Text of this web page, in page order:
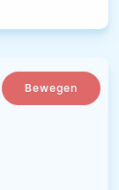
Bewegen